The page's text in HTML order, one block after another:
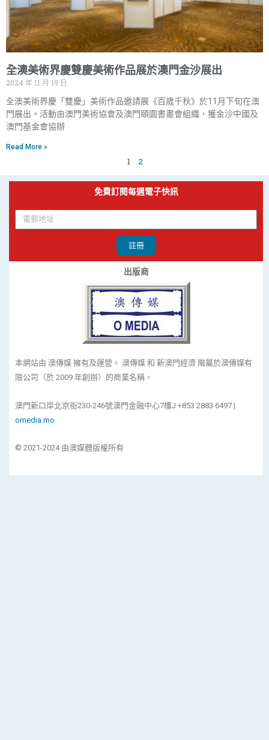
全澳美術界慶雙慶美術作品展於澳門金沙展出
2024 年 11 月 19 日
全澳美術界慶「雙慶」美術作品邀請展《百歲千秋》於11月下旬在澳
門展出。活動由澳門美術協會及澳門頤園書畫會組織，獲金沙中國及
澳門基金會協辦
Read More »
1 2
免費訂閱每週電子快訊
註冊
出版商
本網站由 澳傳媒 擁有及運營。 澳傳媒 和 新澳門經濟 階屬於澳傳媒有
限公司（於 2009 年創辦）的商業名稱。
澳門新口岸北京街230-246號澳門金融中心7樓J +853 2883 6497 |
omedia.mo
© 2021-2024 由澳媒體版權所有